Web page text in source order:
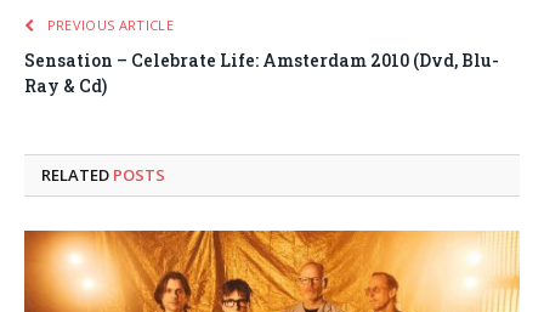
PREVIOUS ARTICLE
Sensation – Celebrate Life: Amsterdam 2010 (Dvd, Blu-
Ray & Cd)
RELATED POSTS